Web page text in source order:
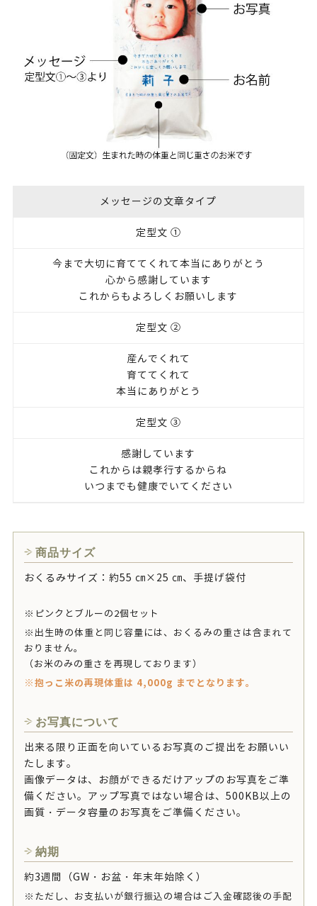
メッセージの文章タイプ
定型文 ①
今まで大切に育ててくれて本当にありがとう
心から感謝しています
これからもよろしくお願いします
定型文 ②
産んでくれて
育ててくれて
本当にありがとう
定型文 ③
感謝しています
これからは親孝行するからね
いつまでも健康でいてください
商品サイズ
おくるみサイズ：約55 ㎝×25 ㎝、手提げ袋付
※ピンクとブルーの2個セット
※出生時の体重と同じ容量には、おくるみの重さは含まれて
おりません。
（お米のみの重さを再現しております）
※抱っこ米の再現体重は 4,000g までとなります。
お写真について
出来る限り正面を向いているお写真のご提出をお願いい
たします。
画像データは、お顔ができるだけアップのお写真をご準
備ください。アップ写真ではない場合は、500KB以上の
画質・データ容量のお写真をご準備ください。
納期
約3週間（GW・お盆・年末年始除く）
※ただし、お支払いが銀行振込の場合はご入金確認後の手配